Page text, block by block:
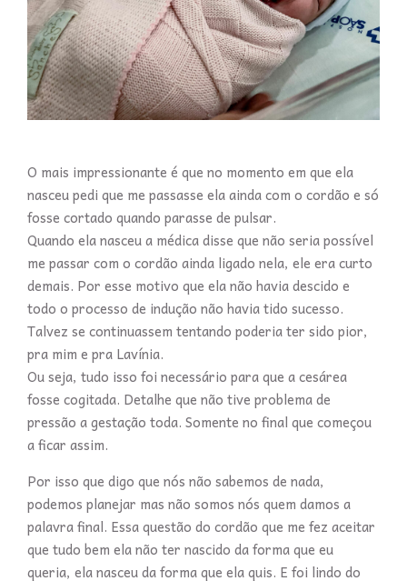
O mais impressionante é que no momento em que ela
nasceu pedi que me passasse ela ainda com o cordão e só
fosse cortado quando parasse de pulsar.
Quando ela nasceu a médica disse que não seria possível
me passar com o cordão ainda ligado nela, ele era curto
demais. Por esse motivo que ela não havia descido e
todo o processo de indução não havia tido sucesso.
Talvez se continuassem tentando poderia ter sido pior,
pra mim e pra Lavínia.
Ou seja, tudo isso foi necessário para que a cesárea
fosse cogitada. Detalhe que não tive problema de
pressão a gestação toda. Somente no final que começou
a ficar assim.
Por isso que digo que nós não sabemos de nada,
podemos planejar mas não somos nós quem damos a
palavra final. Essa questão do cordão que me fez aceitar
que tudo bem ela não ter nascido da forma que eu
queria, ela nasceu da forma que ela quis. E foi lindo do